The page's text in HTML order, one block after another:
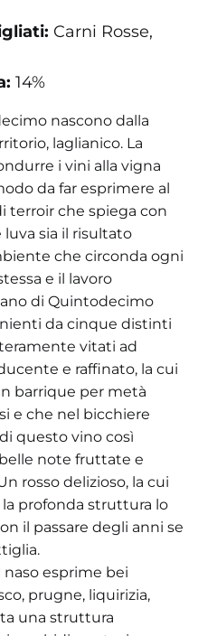
Carni Rosse,
14%
nascono dalla
laglianico. La
i vini alla vigna
da far esprimere al
terroir che spiega con
sia il risultato
che circonda ogni
e il lavoro
di Quintodecimo
da cinque distinti
vitati ad
e raffinato, la cui
barrique per metà
e che nel bicchiere
questo vino così
note fruttate e
rosso delizioso, la cui
profonda struttura lo
il passare degli anni se
naso esprime bei
prugne, liquirizia,
una struttura